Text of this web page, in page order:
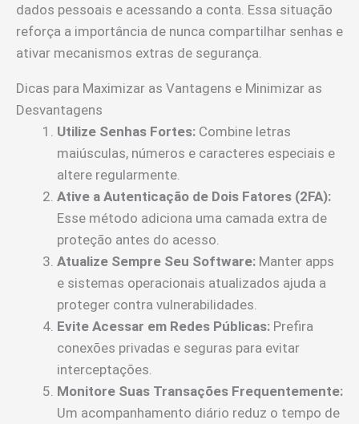
dados pessoais e acessando a conta. Essa situação
reforça a importância de nunca compartilhar senhas e
ativar mecanismos extras de segurança.
Dicas para Maximizar as Vantagens e Minimizar as
Desvantagens
Utilize Senhas Fortes: Combine letras
maiúsculas, números e caracteres especiais e
altere regularmente.
Ative a Autenticação de Dois Fatores (2FA):
Esse método adiciona uma camada extra de
proteção antes do acesso.
Atualize Sempre Seu Software: Manter apps
e sistemas operacionais atualizados ajuda a
proteger contra vulnerabilidades.
Evite Acessar em Redes Públicas: Prefira
conexões privadas e seguras para evitar
interceptações.
Monitore Suas Transações Frequentemente:
Um acompanhamento diário reduz o tempo de